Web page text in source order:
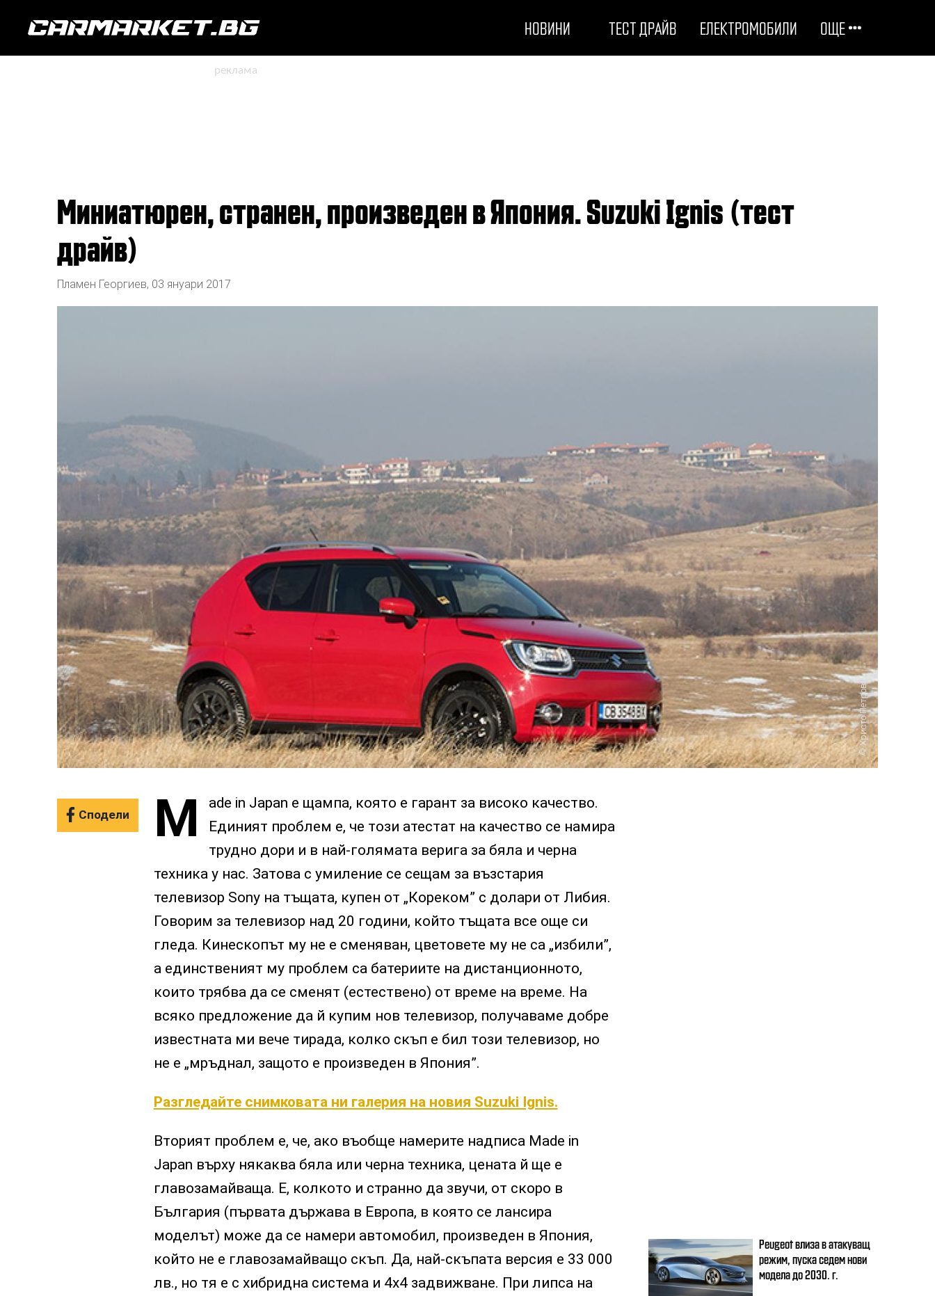
НОВИНИ ОЩЕ
ТЕСТ ДРАЙВ ЕЛЕКТРОМОБИЛИ
ЛЮБОПИТНО
Миниатюрен, странен, произведен в Япония. Suzuki Ignis (тест
драйв)
Пламен Георгиев, 03 януари 2017
Христо Петров
Сподели M
ade in Japan е щампа, която е гарант за високо качество.
Единият проблем е, че този атестат на качество се намира
трудно дори и в най-голямата верига за бяла и черна
техника у нас. Затова с умиление се сещам за възстария
телевизор Sony на тъщата, купен от „Кореком” с долари от Либия.
Говорим за телевизор над 20 години, който тъщата все още си
гледа. Кинескопът му не е сменяван, цветовете му не са „избили”,
а единственият му проблем са батериите на дистанционното,
които трябва да се сменят (естествено) от време на време. На
всяко предложение да й купим нов телевизор, получаваме добре
известната ми вече тирада, колко скъп е бил този телевизор, но
не е „мръднал, защото е произведен в Япония”.
Разгледайте снимковата ни галерия на новия Suzuki Ignis.
Вторият проблем е, че, ако въобще намерите надписа Made in
Japan върху някаква бяла или черна техника, цената й ще е
главозамайваща. Е, колкото и странно да звучи, от скоро в
България (първата държава в Европа, в която се лансира
моделът) може да се намери автомобил, произведен в Япония,
който не е главозамайващо скъп. Да, най-скъпата версия е 33 000
лв., но тя е с хибридна система и 4х4 задвижване. При липса на
Peugeot влиза в атакуващ
режим, пуска седем нови
модела до 2030. г.